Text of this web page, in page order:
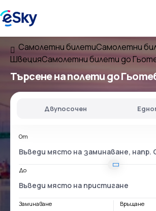
Самолетни билетиСамолетни
ШвецияСамолетни билети до
Търсене на полети до
Двупосочен
От
До
Заминаване Връщане